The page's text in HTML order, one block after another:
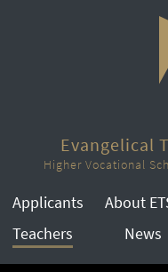
Evangelical
Higher Vocational
Applicants About
Teachers
News